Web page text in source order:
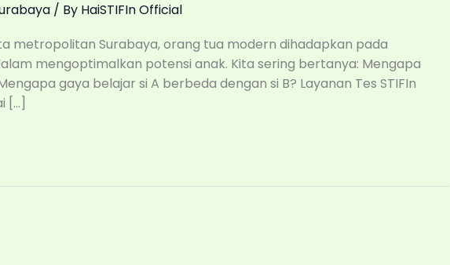
/ By HaiSTIFIn Official
metropolitan Surabaya, orang tua modern dihadapkan pada
mengoptimalkan potensi anak. Kita sering bertanya: Mengapa
gaya belajar si A berbeda dengan si B? Layanan Tes STIFIn
[…]